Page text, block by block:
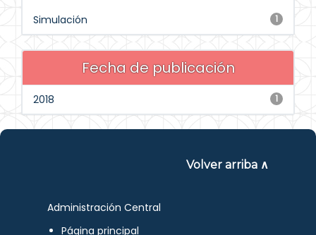
1
Simulación
Fecha de publicación
1
2018
Volver arriba ∧
Administración Central
Página principal